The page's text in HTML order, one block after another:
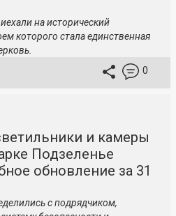
на исторический
которого стала единственная
0
и камеры
Подзеленье
обновление за 31
с подрядчиком,